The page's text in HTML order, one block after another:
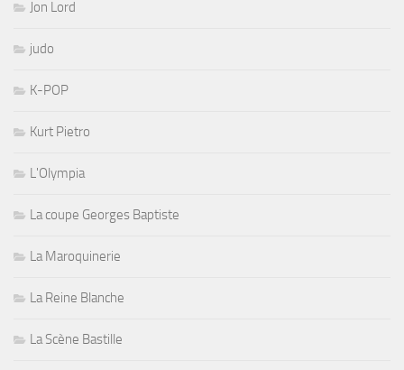
Jon Lord
judo
K-POP
Kurt Pietro
L'Olympia
La coupe Georges Baptiste
La Maroquinerie
La Reine Blanche
La Scène Bastille